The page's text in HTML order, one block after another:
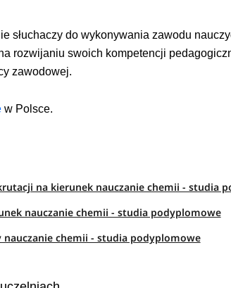
słuchaczy do wykonywania zawodu
rozwijaniu swoich kompetencji
zawodowej.
w Polsce.
na kierunek nauczanie chemii - studia
nauczanie chemii - studia podyplomowe
chemii - studia podyplomowe